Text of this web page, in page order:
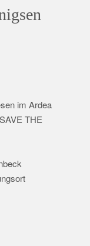
im Ardea
THE